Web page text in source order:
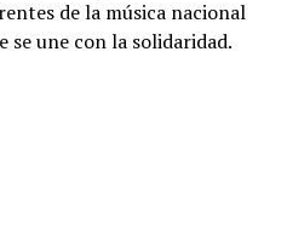
de la música nacional
se une con la solidaridad.